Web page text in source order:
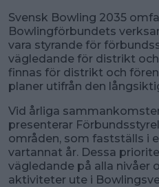
Svensk Bowling 2035
Bowlingförbundets
vara styrande för
vägledande för distrikt
finnas för distrikt och
planer utifrån den
Vid årliga
presenterar
områden, som fastställs i
vartannat år. Dessa
vägledande på alla nivåer
aktiviteter ute i